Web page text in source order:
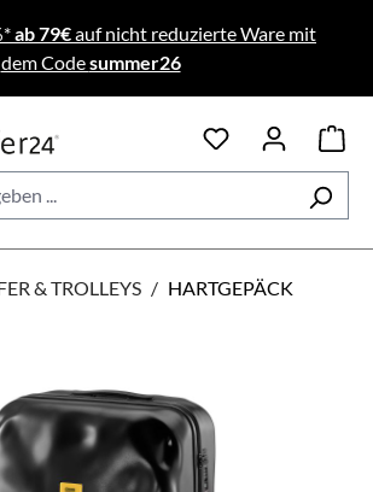
ab 79€auf nicht reduzierte Ware mit
dem Codesummer26
& TROLLEYS / HARTGEPÄCK